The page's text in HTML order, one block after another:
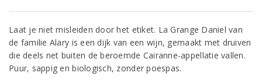
Laat je niet misleiden door het etiket. La Grange Daniel van
de familie Alary is een dijk van een wijn, gemaakt met druiven
die deels net buiten de beroemde Cairanne-appellatie vallen.
Puur, sappig en biologisch, zonder poespas.